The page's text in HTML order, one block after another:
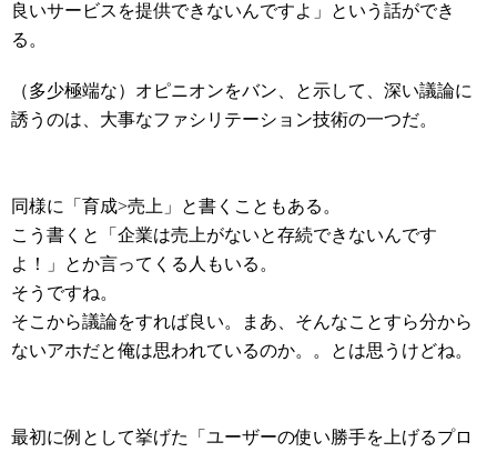
良いサービスを提供できないんですよ」という話ができ
る。
（多少極端な）オピニオンをバン、と示して、深い議論に
誘うのは、大事なファシリテーション技術の一つだ。
同様に「育成>売上」と書くこともある。
こう書くと「企業は売上がないと存続できないんです
よ！」とか言ってくる人もいる。
そうですね。
そこから議論をすれば良い。まあ、そんなことすら分から
ないアホだと俺は思われているのか。。とは思うけどね。
最初に例として挙げた「ユーザーの使い勝手を上げるプロ